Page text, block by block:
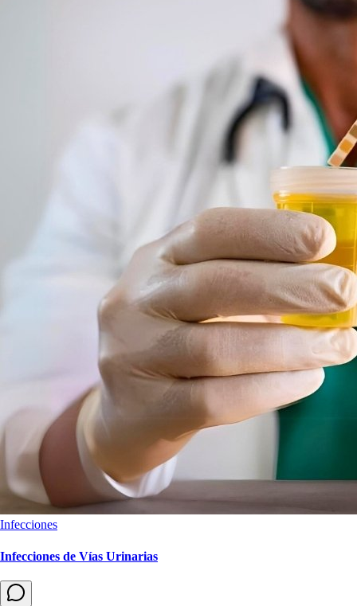
Infecciones
Infecciones de Vías Urinarias